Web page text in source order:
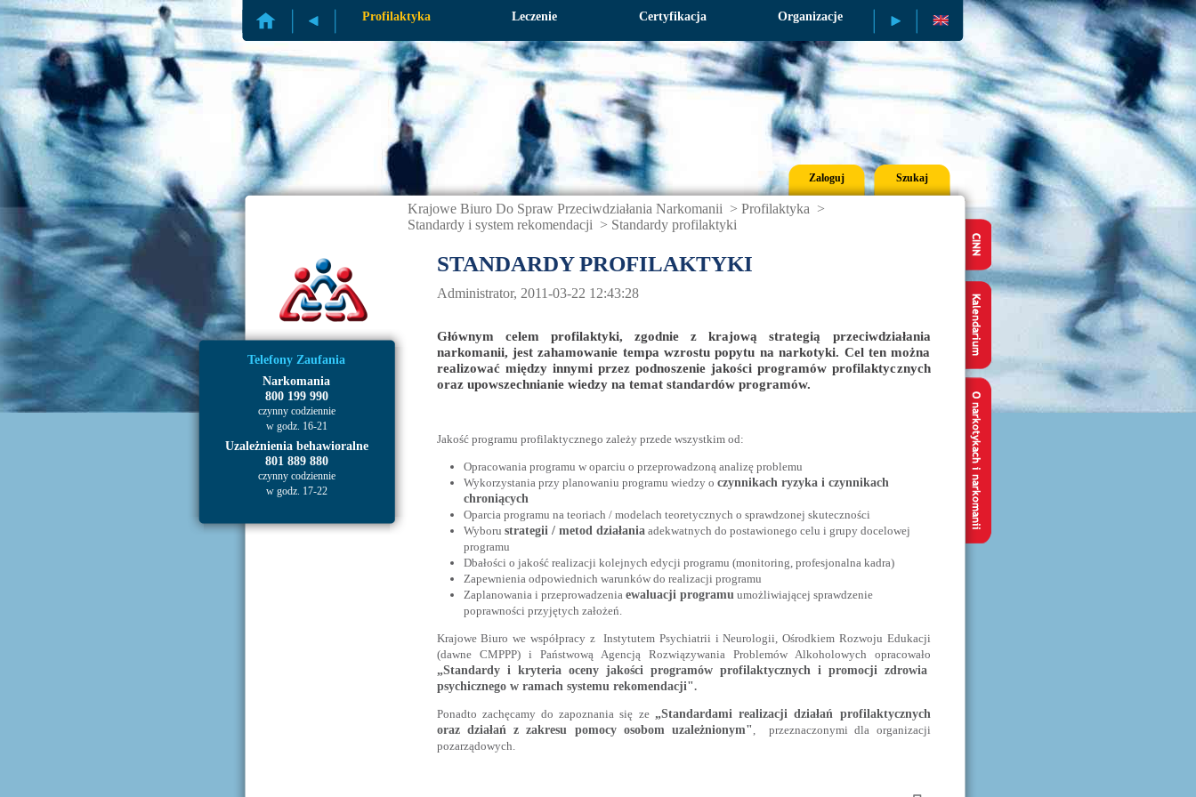
Profilaktyka Leczenie Certyfikacja Organizacje Publikacje
Zaloguj Szukaj
Telefony Zaufania
Narkomania
800 199 990
czynny codziennie
w godz. 16-21
Uzależnienia behawioralne
801 889 880
czynny codziennie
w godz. 17-22
Krajowe Biuro Do Spraw Przeciwdziałania Narkomanii > Profilaktyka >
Standardy i system rekomendacji > Standardy profilaktyki
STANDARDY PROFILAKTYKI
Administrator, 2011-03-22 12:43:28
Głównym celem profilaktyki, zgodnie z krajową strategią przeciwdziałania
narkomanii, jest zahamowanie tempa wzrostu popytu na narkotyki. Cel ten można
realizować między innymi przez podnoszenie jakości programów profilaktycznych
oraz upowszechnianie wiedzy na temat standardów programów.
Jakość programu profilaktycznego zależy przede wszystkim od:
Opracowania programu w oparciu o przeprowadzoną analizę problemu
Wykorzystania przy planowaniu programu wiedzy o czynnikach ryzyka i czynnikach
chroniących
Oparcia programu na teoriach / modelach teoretycznych o sprawdzonej skuteczności
Wyboru strategii / metod działaniaadekwatnych do postawionego celu i grupy docelowej
programu
Dbałości o jakość realizacji kolejnych edycji programu (monitoring, profesjonalna kadra)
Zapewnienia odpowiednich warunków do realizacji programu
Zaplanowania i przeprowadzenia ewaluacji programuumożliwiającej sprawdzenie
poprawności przyjętych założeń.
Krajowe Biuro we współpracy z Instytutem Psychiatrii i Neurologii, Ośrodkiem Rozwoju Edukacji
(dawne CMPPP) i Państwową Agencją Rozwiązywania Problemów Alkoholowych opracowało
„Standardy i kryteria oceny jakości programów profilaktycznych i promocji zdrowia
psychicznego w ramach systemu rekomendacji".
Ponadto zachęcamy do zapoznania się ze „Standardami realizacji działań profilaktycznych
oraz działań z zakresu pomocy osobom uzależnionym", przeznaczonymi dla organizacji
pozarządowych.